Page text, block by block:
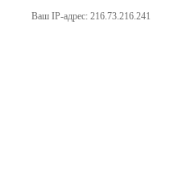
Ваш IP-адрес: 216.73.216.241